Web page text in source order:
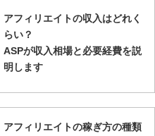
アフィリエイトの収入はどれく
らい？
ASPが収入相場と必要経費を説
明します
アフィリエイトの稼ぎ方の種類